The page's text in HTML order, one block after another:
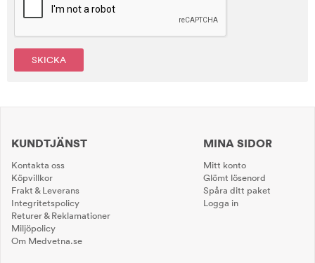
SKICKA
KUNDTJÄNST
Kontakta oss
Köpvillkor
Frakt & Leverans
Integritetspolicy
Returer & Reklamationer
Miljöpolicy
Om Medvetna.se
MINA SIDOR
Mitt konto
Glömt lösenord
Spåra ditt paket
Logga in